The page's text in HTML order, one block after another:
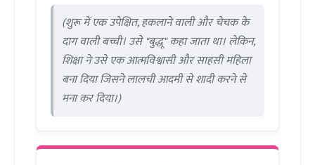
(शुरू में एक उपेक्षित, हकलाने वाली और चेचक के
दाग वाली बच्ची। उसे "बुद्धू" कहा जाता था। लेकिन,
शिक्षा ने उसे एक आत्मविश्वासी और साहसी महिला
बना दिया जिसने लालची आदमी से शादी करने से
मना कर दिया।)